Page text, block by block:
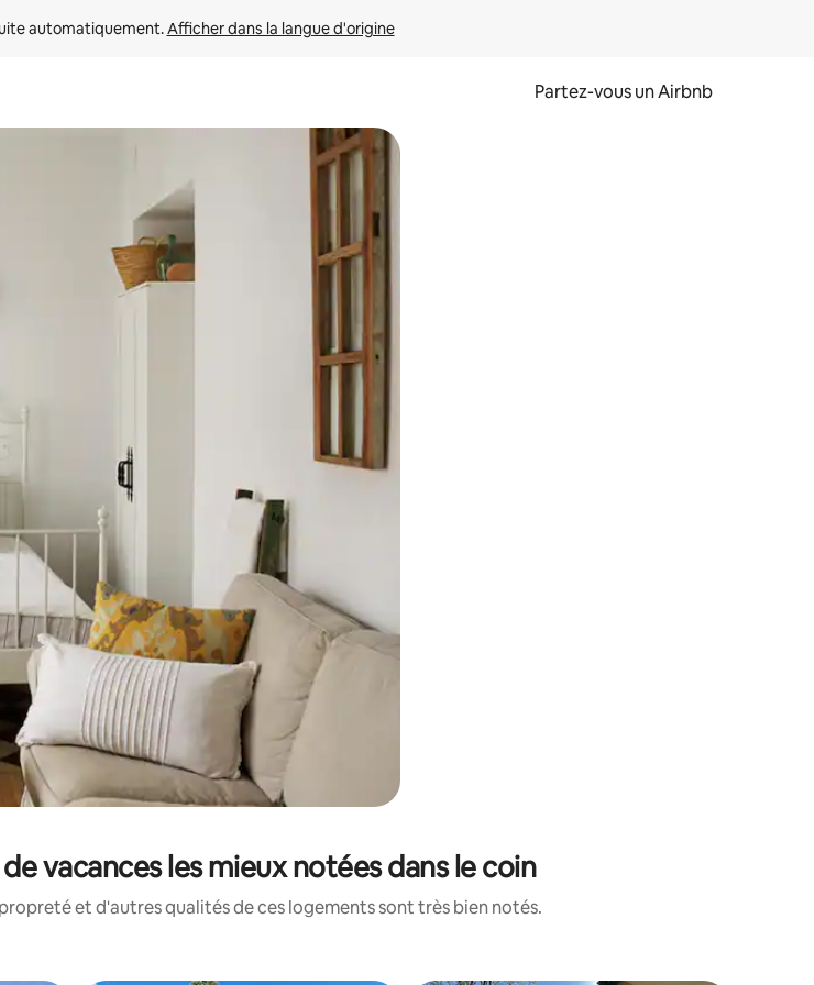
automatiquement. Afficher dans la langue d'origine
Partez-vous un Airbnb
haut et vers le bas, ou en appuyant dessus et en les faisant glisser.
vacances les mieux notées dans le coin
et d'autres qualités de ces logements sont très bien notés.